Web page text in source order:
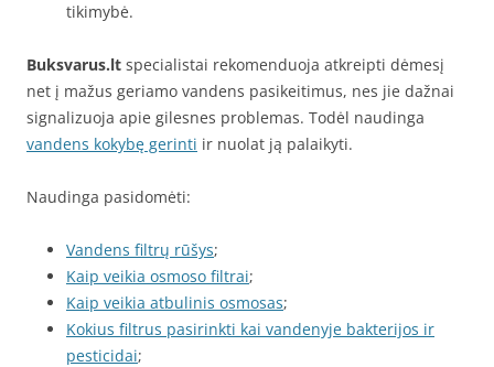
tikimybė.
Buksvarus.lt specialistai rekomenduoja atkreipti dėmesį
net į mažus geriamo vandens pasikeitimus, nes jie dažnai
signalizuoja apie gilesnes problemas. Todėl naudinga
vandens kokybę gerinti ir nuolat ją palaikyti.
Naudinga pasidomėti:
Vandens filtrų rūšys;
Kaip veikia osmoso filtrai;
Kaip veikia atbulinis osmosas;
Kokius filtrus pasirinkti kai vandenyje bakterijos ir
pesticidai;